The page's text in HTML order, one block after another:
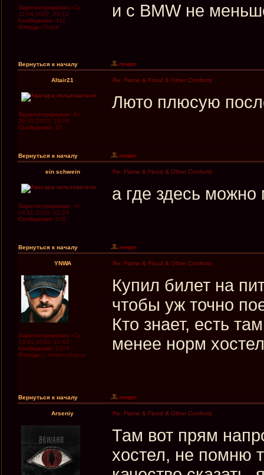
Зарегистрирован: Ср
11.04.2007, 03:13
Сообщения: 431
Откуда: Псков
и с BMW не
Вернуться к началу
Altair21 Re: Flame & Flood & Other Comforts
Зарегистрирован: Вс
29.03.2015, 23:56
Сообщения: 92
Люто плюсую
Вернуться к началу
ein schwein Re: Flame & Flood & Other Comforts
Зарегистрирован: Чт
04.11.2010, 02:24
Сообщения: 206
а где здесь можно
Вернуться к началу
YNWA Re: Flame & Flood & Other Comforts
Зарегистрирован: Ср
13.01.2010, 11:43
Сообщения: 1874
Откуда: г. Новосибирск
Купил билет на
чтобы уж точно
Кто знает, есть
менее норм
Вернуться к началу
Arseniy Re: Flame & Flood & Other Comforts
Там вот прям
хостел, не помню